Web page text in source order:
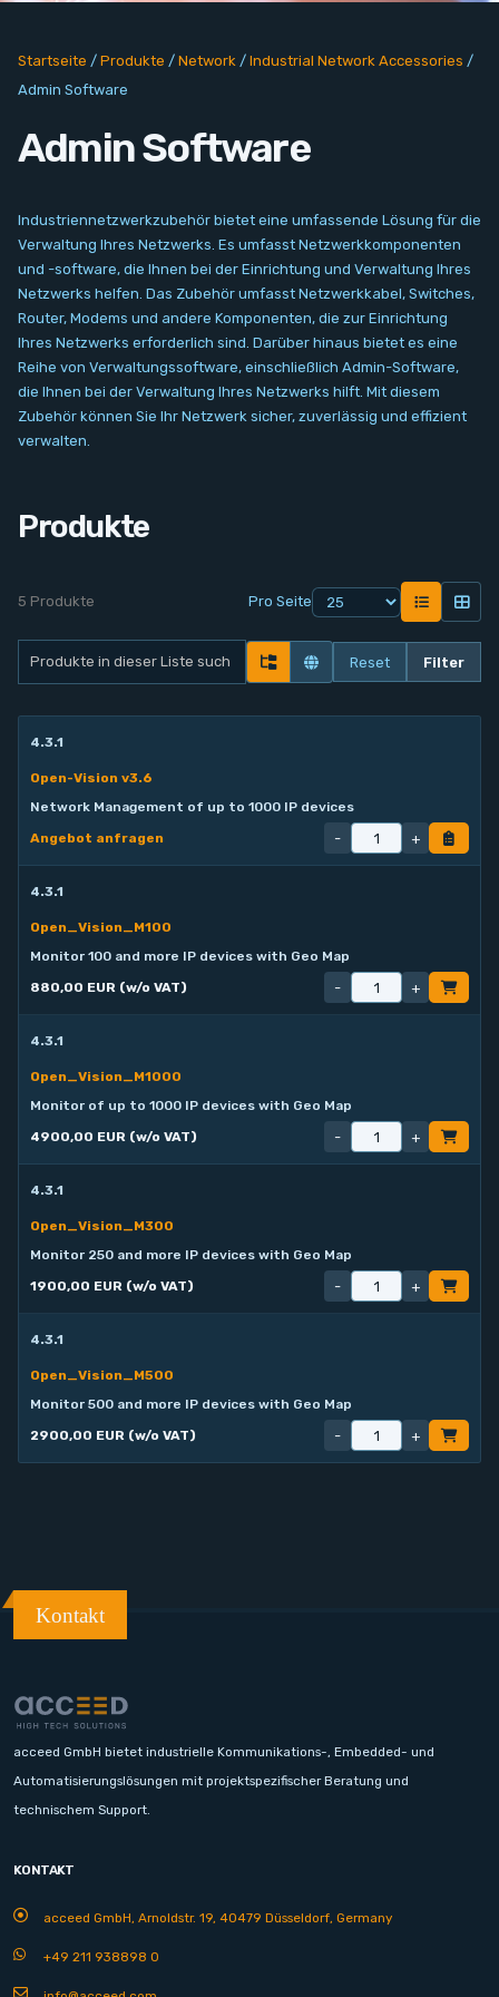
Network
Vision & Video
Signal Conditioning
Sensors and Accessories
Other
Filter
Kontakt
Service
Konto
Login
Startseite / Produkte / Network / Industrial Network Accessories /
Admin Software
Admin Software
Industriennetzwerkzubehör bietet eine umfassende Lösung für die
Verwaltung Ihres Netzwerks. Es umfasst Netzwerkkomponenten
und -software, die Ihnen bei der Einrichtung und Verwaltung Ihres
Netzwerks helfen. Das Zubehör umfasst Netzwerkkabel, Switches,
Router, Modems und andere Komponenten, die zur Einrichtung
Ihres Netzwerks erforderlich sind. Darüber hinaus bietet es eine
Reihe von Verwaltungssoftware, einschließlich Admin-Software,
die Ihnen bei der Verwaltung Ihres Netzwerks hilft. Mit diesem
Zubehör können Sie Ihr Netzwerk sicher, zuverlässig und effizient
verwalten.
Produkte
5 Produkte Pro Seite
Reset Filter
4.3.1
Open-Vision v3.6
Network Management of up to 1000 IP devices
Angebot anfragen
- +
4.3.1
Open_Vision_M100
Monitor 100 and more IP devices with Geo Map
880,00 EUR (w/o VAT)
- +
4.3.1
Open_Vision_M1000
Monitor of up to 1000 IP devices with Geo Map
4900,00 EUR (w/o VAT)
- +
4.3.1
Open_Vision_M300
Monitor 250 and more IP devices with Geo Map
1900,00 EUR (w/o VAT)
- +
4.3.1
Open_Vision_M500
Monitor 500 and more IP devices with Geo Map
2900,00 EUR (w/o VAT)
- +
Kontakt
acceed GmbH bietet industrielle Kommunikations-, Embedded- und
Automatisierungslösungen mit projektspezifischer Beratung und
technischem Support.
KONTAKT
acceed GmbH, Arnoldstr. 19, 40479 Düsseldorf, Germany
+49 211 938898 0